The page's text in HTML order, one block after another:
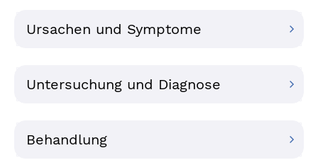
Ursachen und Symptome
Untersuchung und Diagnose
Behandlung